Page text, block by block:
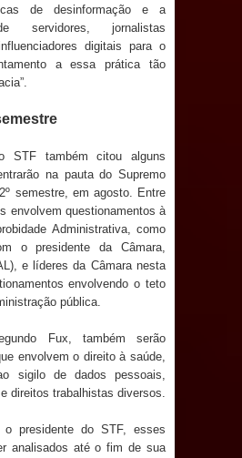
recursos para nova Casa de
e CRAS de Sapé
em Brasília
da Poesia Paraibana
a IV FEIRA LITERÁRIA DO
em Guarabira
lideranças em apoio à pré-
de Denise Ribeiro à
Legislativa
de desinformação e a
servidores, jornalistas
digitais para o
a essa prática tão
STF também citou alguns
na pauta do Supremo
semestre, em agosto. Entre
envolvem questionamentos à
Administrativa, como
o presidente da Câmara,
e líderes da Câmara nesta
envolvendo o teto
pública.
Fux, também serão
envolvem o direito à saúde,
sigilo de dados pessoais,
direitos trabalhistas diversos.
o presidente do STF, esses
analisados até o fim de sua